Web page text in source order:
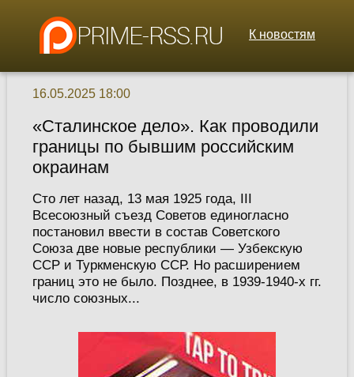
К новостям
16.05.2025 18:00
«Сталинское дело». Как проводили
границы по бывшим российским
окраинам
Сто лет назад, 13 мая 1925 года, III
Всесоюзный съезд Советов единогласно
постановил ввести в состав Советского
Союза две новые республики — Узбекскую
ССР и Туркменскую ССР. Но расширением
границ это не было. Позднее, в 1939-1940-х гг.
число союзных...